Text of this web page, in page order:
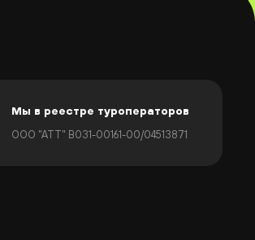
Мы в реестре туроператоров
ООО "АТТ" В031-00161-00/04513871